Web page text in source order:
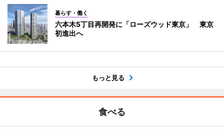
暮らす・働く
六本木5丁目再開発に「ローズウッド東京」 東京
初進出へ
もっと見る
食べる